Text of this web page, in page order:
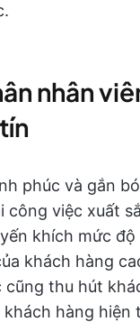
nhân
phúc và gắn
công việc xuất
khích mức độ
khách hàng
thu hút
hàng hiện